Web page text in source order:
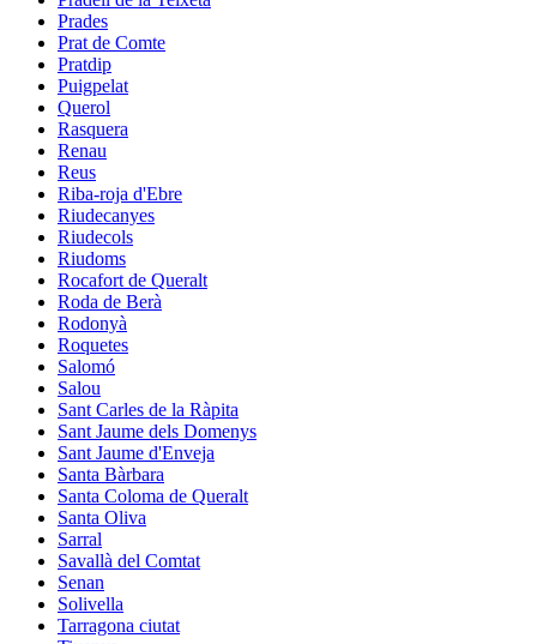
Prades
Prat de Comte
Pratdip
Puigpelat
Querol
Rasquera
Renau
Reus
Riba-roja d'Ebre
Riudecanyes
Riudecols
Riudoms
Rocafort de Queralt
Roda de Berà
Rodonyà
Roquetes
Salomó
Salou
Sant Carles de la Ràpita
Sant Jaume dels Domenys
Sant Jaume d'Enveja
Santa Bàrbara
Santa Coloma de Queralt
Santa Oliva
Sarral
Savallà del Comtat
Senan
Solivella
Tarragona ciutat